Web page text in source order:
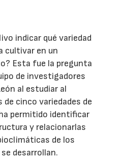
indicar qué variedad
cultivar en un
Esta fue la pregunta
de investigadores
al estudiar al
cinco variedades de
permitido identificar
y relacionarlas
de los
desarrollan.